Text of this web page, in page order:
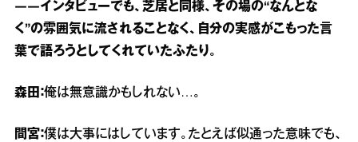
――インタビューでも、芝居と同様、その場の“なんとな
く”の雰囲気に流されることなく、自分の実感がこもった言
葉で語ろうとしてくれていたふたり。
森田：俺は無意識かもしれない…。
間宮：僕は大事にはしています。たとえば似通った意味でも、